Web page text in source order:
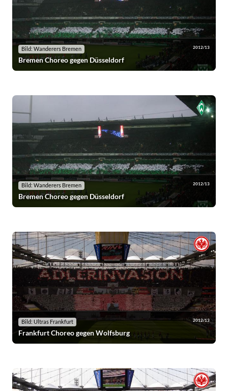
Bild: Wanderers Bremen 2012/13
Bremen Choreo gegen Düsseldorf
Bild: Wanderers Bremen 2012/13
Bremen Choreo gegen Düsseldorf
Bild: Ultras Frankfurt 2012/13
Frankfurt Choreo gegen Wolfsburg